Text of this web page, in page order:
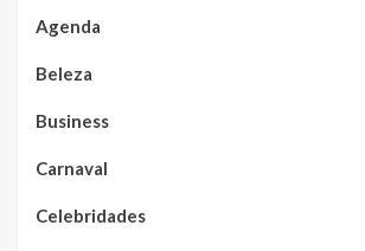
Agenda
Beleza
Business
Carnaval
Celebridades